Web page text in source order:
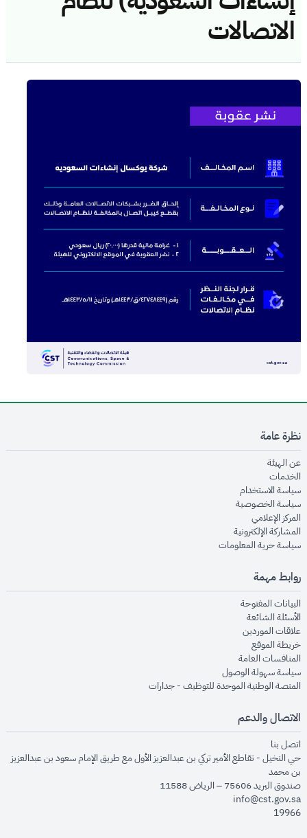
الاتصالات
نظرة عامة
عن الهيئةopens in new window
الخدماتopens in new window
سياسة الاستخدام
سياسة الخصوصيةopens in new window
المركز الإعلاميopens in new window
المشاركة الإلكترونيةopens in new window
سياسة حرية المعلوماتopens in new window
روابط مهمة
البيانات المفتوحةopens in new window
الأسئلة الشائعةopens in new window
علاقات الموردينopens in new window
خريطة الموقعopens in new window
المنافسات العامةopens in new window
سياسة سهولة الوصولopens in new window
المنصة الوطنية الموحدة للتوظيف - جداراتopens in new window
الاتصال والدعم
اتصل بنا
حي النخيل - تقاطع الأمير تركي بن عبدالعزيز الأول مع طريق الإمام سعود بن عبدالعزيز
بن محمد
صندوق البريد 75606 – الرياض 11588
info@cst.gov.sa
19966